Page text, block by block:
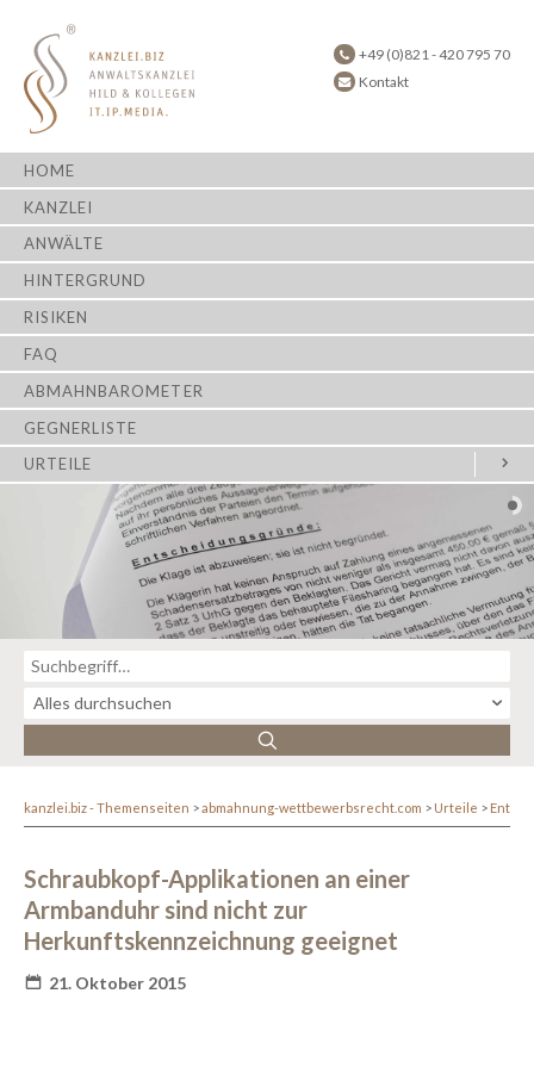
+49 (0)821 - 420 795 70
Kontakt
HOME
KANZLEI
ANWÄLTE
HINTERGRUND
RISIKEN
FAQ
ABMAHNBAROMETER
GEGNERLISTE
URTEILE
kanzlei.biz - Themenseiten abmahnung-wettbewerbsrecht.com Urteile
Schraubkopf-Applikationen an einer
Armbanduhr sind nicht zur
Herkunftskennzeichnung geeignet
21. Oktober 2015